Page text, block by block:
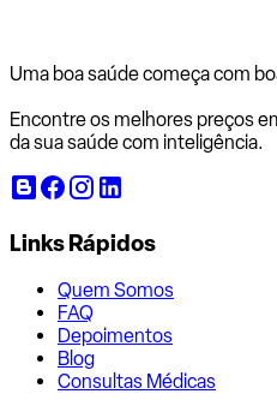
Uma boa saúde começa com
Encontre os melhores preços
da sua saúde com inteligência.
Links Rápidos
Quem Somos
FAQ
Depoimentos
Blog
Consultas Médicas